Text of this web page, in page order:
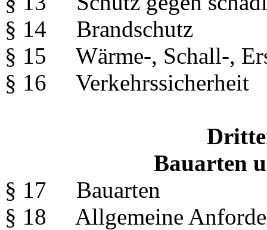
§ 14 Brandschutz
§ 15 Wärme-, Schall-,
§ 16 Verkehrssicherheit
Bauarten
§ 17 Bauarten
§ 18 Allgemeine